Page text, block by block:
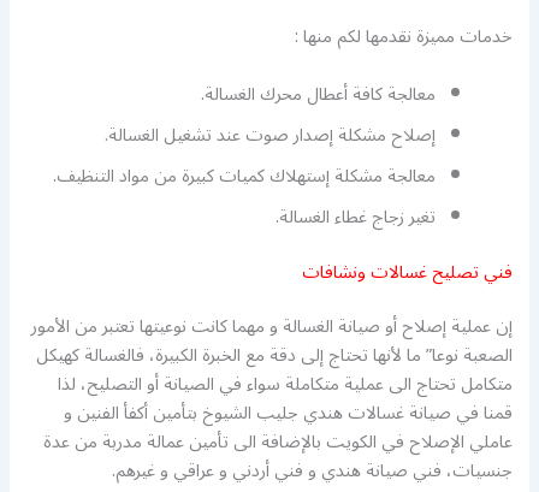
خدمات مميزة نقدمها لكم منها :
معالجة كافة أعطال محرك الغسالة.
إصلاح مشكلة إصدار صوت عند تشغيل الغسالة.
معالجة مشكلة إستهلاك كميات كبيرة من مواد التنظيف.
تغير زجاج غطاء الغسالة.
فني تصليح غسالات ونشافات
إن عملية إصلاح أو صيانة الغسالة و مهما كانت نوعيتها تعتبر من الأمور
الصعبة نوعا” ما لأنها تحتاج إلى دقة مع الخبرة الكبيرة، فالغسالة كهيكل
متكامل تحتاج الى عملية متكاملة سواء في الصيانة أو التصليح، لذا
قمنا في صيانة غسالات هندي جليب الشيوخ بتأمين أكفأ الفنين و
عاملي الإصلاح في الكويت بالإضافة الى تأمين عمالة مدربة من عدة
جنسيات، فني صيانة هندي و فني أردني و عراقي و غيرهم.